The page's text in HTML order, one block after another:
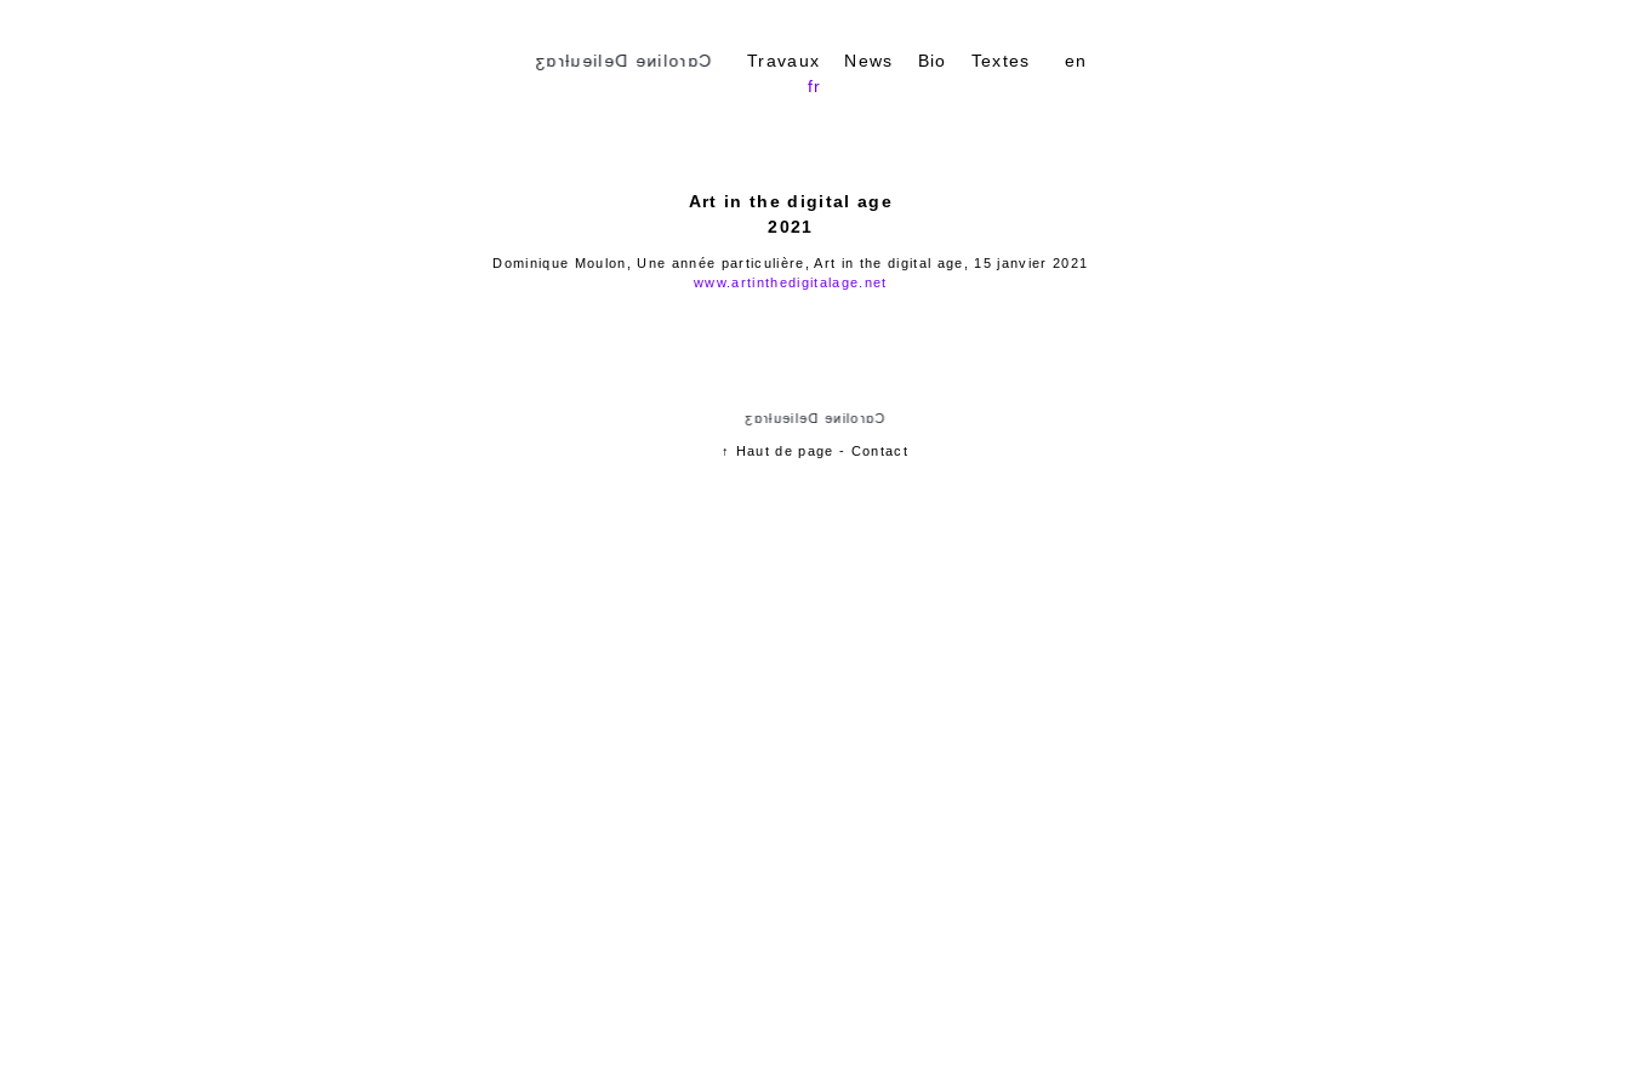
Cɑɾoliɴe Delieuƚɾɑʒ Travaux News Bio Textes
en
fr
Art in the digital age
2021
Dominique Moulon, Une année particulière, Art in the digital age, 15 janvier 2021
www.artinthedigitalage.net
Cɑɾoliɴe Delieuƚɾɑʒ
↑ Haut de page - Contact